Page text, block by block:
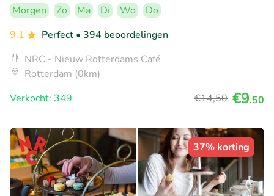
Morgen Zo Ma Di Wo
Do
9.1
Perfect • 394 beoordelingen
NRC - Nieuw Rotterdams Café
Rotterdam (0km)
Verkocht: 349
€14,50 €9,50
37% korting